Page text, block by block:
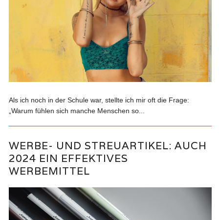
Als ich noch in der Schule war, stellte ich mir oft die Frage:
„Warum fühlen sich manche Menschen so...
WERBE- UND STREUARTIKEL: AUCH
2024 EIN EFFEKTIVES
WERBEMITTEL